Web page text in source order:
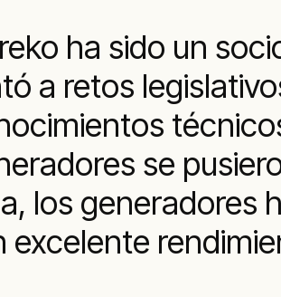
ha sido un
a retos
se
los generadores
excelente